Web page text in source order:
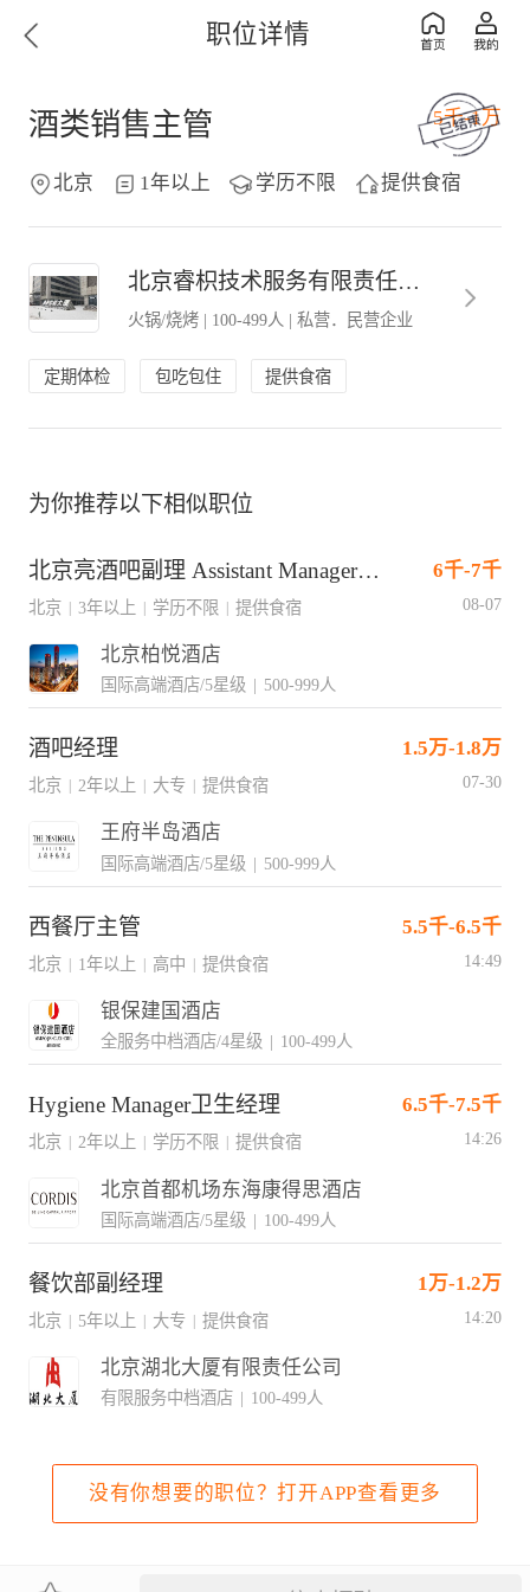
职位详情
酒类销售主管 5千-1万
北京 1年以上 学历不限 提供食宿
北京睿枳技术服务有限责任公司
火锅/烧烤 | 100-499人 | 私营．民营企业
定期体检 包吃包住 提供食宿
为你推荐以下相似职位
北京亮酒吧副理 Assistant Manager - China Bar 6千-7千
北京 | 3年以上 | 学历不限 | 提供食宿 08-07
北京柏悦酒店
国际高端酒店/5星级 | 500-999人
酒吧经理 1.5万-1.8万
北京 2年以上 大专 提供食宿 07-30
王府半岛酒店
国际高端酒店/5星级 | 500-999人
西餐厅主管 5.5千-6.5千
北京 | 1年以上 | 高中 | 提供食宿 14:49
银保建国酒店
全服务中档酒店/4星级 | 100-499人
Hygiene Manager卫生经理 6.5千-7.5千
北京 2年以上 学历不限 提供食宿 14:26
北京首都机场东海康得思酒店
国际高端酒店/5星级 | 100-499人
餐饮部副经理 1万-1.2万
北京 | 5年以上 | 大专 | 提供食宿 14:20
北京湖北大厦有限责任公司
有限服务中档酒店 | 100-499人
没有你想要的职位？打开APP查看更多